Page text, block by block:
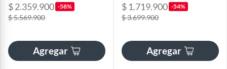
$ 2.359.900 -58%
$ 5.569.900
Agregar
$ 1.719.900 -54%
$ 3.699.900
Agregar